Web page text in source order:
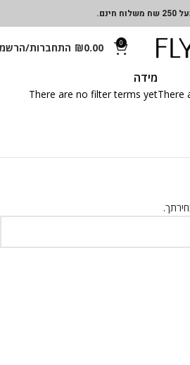
חינם.
0
₪0.00 התחברות/
There
מידה
There are no filter terms yet